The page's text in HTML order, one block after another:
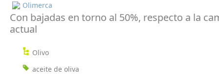
Olimerca
Con bajadas en torno al 50%, respecto a la
actual
Olivo
aceite de oliva